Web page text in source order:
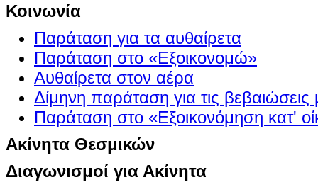
Κοινωνία
Παράταση για τα αυθαίρετα
Παράταση στο «Εξοικονομώ»
Αυθαίρετα στον αέρα
Δίμηνη παράταση για τις βεβαιώσεις
Παράταση στο «Εξοικονόμηση κατ'
Ακίνητα Θεσμικών
Διαγωνισμοί για Ακίνητα